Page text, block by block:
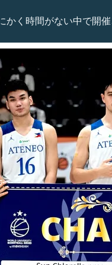
かく時間がない中で開